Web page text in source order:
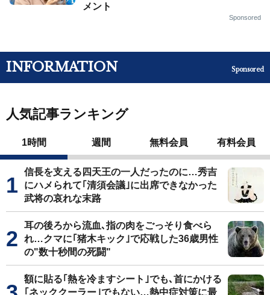
メント
Sponsored
INFORMATION Sponsored
人気記事ランキング
1時間 週間 無料会員 有料会員
信長を支える四天王の一人だったのに…秀吉
にハメられて｢清須会議｣に出席できなかった
武将の哀れな末路
耳の後ろから流血､指の肉をごっそり食べら
れ…クマに｢猪木キック｣で応戦した36歳男性
の"数十秒間の死闘"
額に貼る｢熱を冷ますシート｣でも､首にかける
｢ネッククーラー｣でもない…熱中症対策に最